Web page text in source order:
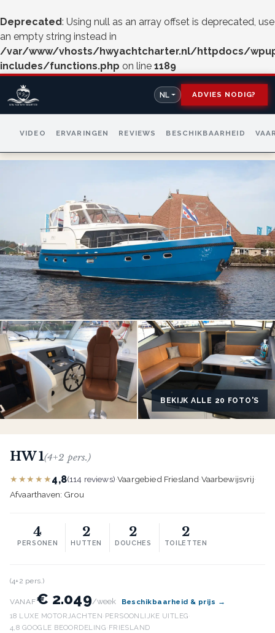
Deprecated: Using null as an array offset is deprecated, use
an empty string instead in
/var/www/vhosts/hwyachtcharter.nl/httpdocs/
includes/functions.php on line 1189
NL ADVIES NODIG?
VIDEO ERVARINGEN REVIEWS BESCHIKBAARHEID
BEKIJK ALLE 20 FOTO'S
HW 1(4+2 pers.)
★★★★★4,8(114 reviews)·Vaargebied Friesland·Vaarbewijsvrij·
Afvaarthaven: Grou
4
PERSONEN
2
HUTTEN
2
DOUCHES
2
TOILETTEN
(4+2 pers.)
VANAF€ 2.049/week
Beschikbaarheid & prijs →
18 LUXE MOTORJACHTEN· PERSOONLIJKE UITLEG·
4,8 GOOGLE BEOORDELING· FRIESLAND